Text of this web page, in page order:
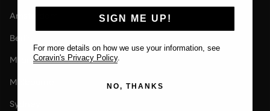
Amsterdam
Berlin
Milan
Melbourne
Sydney
SIGN ME UP!
For more details on how we use your information, see
Coravin's Privacy Policy
NO, THANKS